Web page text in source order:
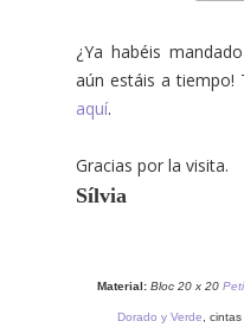
¿Ya habéis
aún estáis a tiempo!
aquí.
Gracias por la visita.
Sílvia
Material: Bloc 20 x 20
Dorado y Verde , cintas